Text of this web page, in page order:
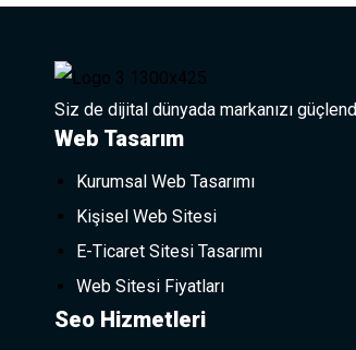
Siz de dijital dünyada markanızı
Web Tasarım
Kurumsal Web Tasarımı
Kişisel Web Sitesi
E-Ticaret Sitesi Tasarımı
Web Sitesi Fiyatları
Seo Hizmetleri